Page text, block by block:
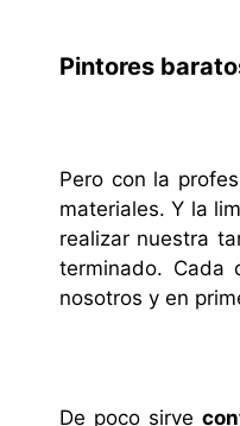
Pintores
Pero con la
materiales. Y la
realizar nuestra
terminado. Cada
nosotros y en
De poco sirve